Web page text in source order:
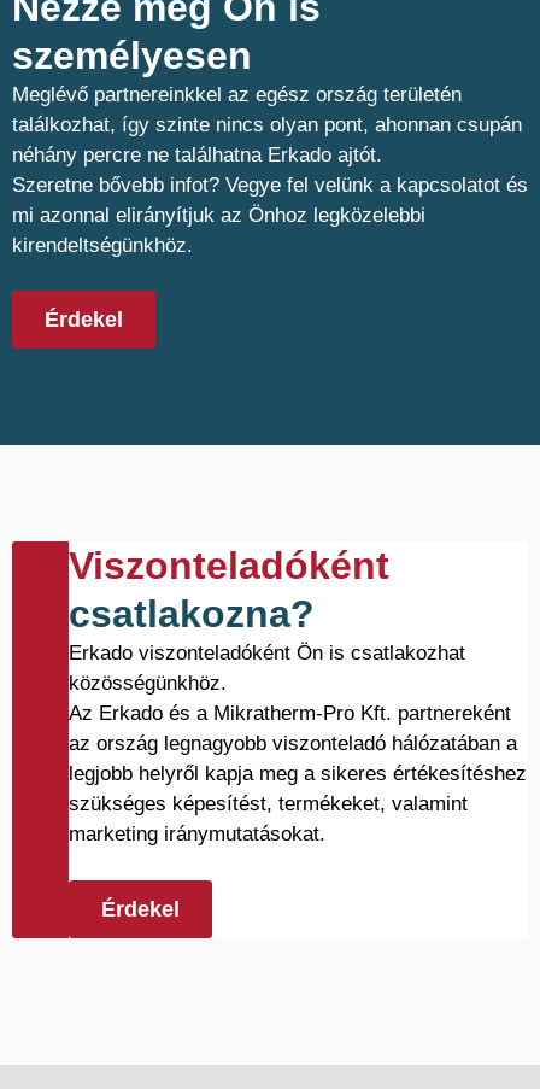
személyesen​
Meglévő partnereinkkel az egész ország területén
találkozhat, így szinte nincs olyan pont, ahonnan csupán
néhány percre ne találhatna Erkado ajtót.
Szeretne bővebb infot? Vegye fel velünk a kapcsolatot és
mi azonnal elirányítjuk az Önhoz legközelebbi
kirendeltségünkhöz.
Érdekel
Viszonteladóként
csatlakozna?
Erkado viszonteladóként Ön is csatlakozhat
közösségünkhöz.
Az Erkado és a Mikratherm-Pro Kft. partnereként
az ország legnagyobb viszonteladó hálózatában a
legjobb helyről kapja meg a sikeres értékesítéshez
szükséges képesítést, termékeket, valamint
marketing iránymutatásokat.
Érdekel